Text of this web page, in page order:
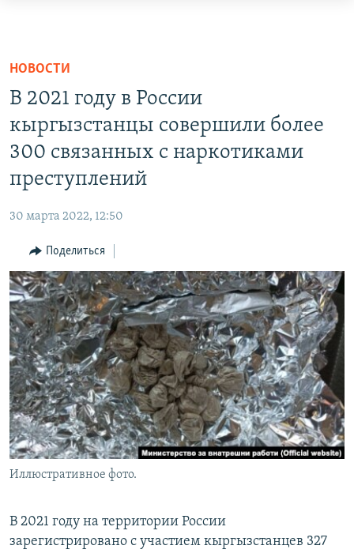
Вернуться
основному
содержанию
Вернутся
главной
Вернутся
поиску
КАЗАХСТАН
КЫРГЫЗСТАН
УЗБЕКИСТАН
ТАДЖИКИСТАН
НОВОСТИ
ВОЙНА В УКРАИНЕ
НА ДРУГИХ ЯЗЫКАХ
ҚАЗАҚША
КЫРГЫЗЧА
НОВОСТИ
В 2021 году в России
кыргызстанцы совершили более
300 связанных с наркотиками
преступлений
30 марта 2022, 12:50
Поделиться
Иллюстративное фото.
В 2021 году на территории России
зарегистрировано с участием кыргызстанцев 327